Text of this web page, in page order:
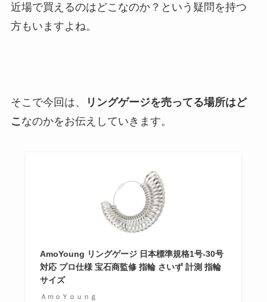
近場で買えるのはどこなのか？という疑問を持つ
方もいますよね。
そこで今回は、
リングゲージを売ってる場所はど
こなのかをお伝えしていきます。
AmoYoung リングゲージ 日本標準規格1号-30号
対応 プロ仕様 宝石商監修 指輪 さいず 計測 指輪
サイズ
ＡｍｏＹｏｕｎｇ